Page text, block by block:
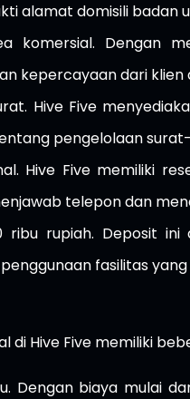
alamat domisili badan
komersial. Dengan
kepercayaan dari klien
Hive Five
pengelolaan
Hive Five memiliki
telepon dan
ribu rupiah. Deposit
fasilitas yang
di Hive Five memiliki
Dengan biaya mulai